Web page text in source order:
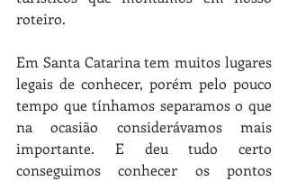
roteiro.
Em Santa Catarina tem muitos lugares
legais de conhecer, porém pelo pouco
tempo que tínhamos separamos o que
na ocasião considerávamos mais
importante. E deu tudo certo
conseguimos conhecer os pontos